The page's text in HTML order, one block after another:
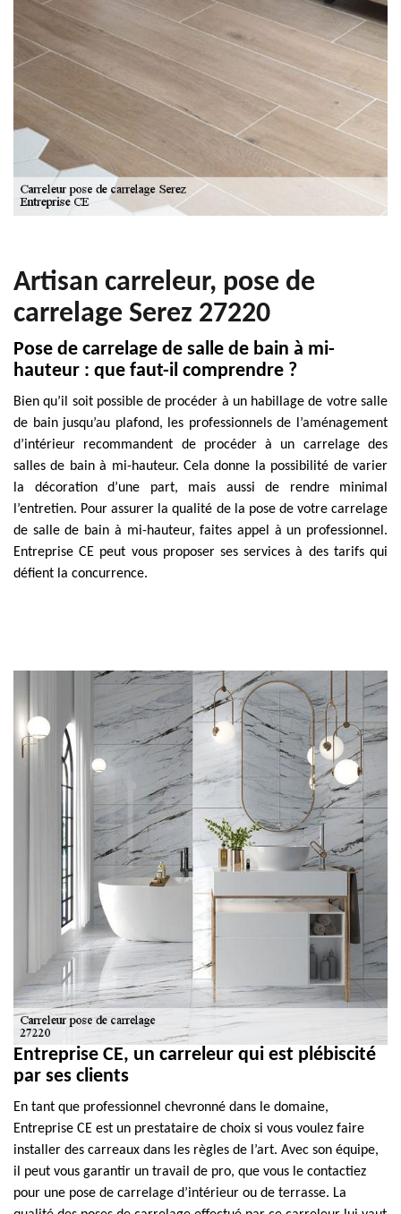
Artisan carreleur, pose de
carrelage Serez 27220
Pose de carrelage de salle de bain à mi-
hauteur : que faut-il comprendre ?
Bien qu’il soit possible de procéder à un habillage de votre salle
de bain jusqu’au plafond, les professionnels de l’aménagement
d’intérieur recommandent de procéder à un carrelage des
salles de bain à mi-hauteur. Cela donne la possibilité de varier
la décoration d’une part, mais aussi de rendre minimal
l’entretien. Pour assurer la qualité de la pose de votre carrelage
de salle de bain à mi-hauteur, faites appel à un professionnel.
Entreprise CE peut vous proposer ses services à des tarifs qui
défient la concurrence.
Entreprise CE, un carreleur qui est plébiscité
par ses clients
En tant que professionnel chevronné dans le domaine,
Entreprise CE est un prestataire de choix si vous voulez faire
installer des carreaux dans les règles de l’art. Avec son équipe,
il peut vous garantir un travail de pro, que vous le contactiez
pour une pose de carrelage d’intérieur ou de terrasse. La